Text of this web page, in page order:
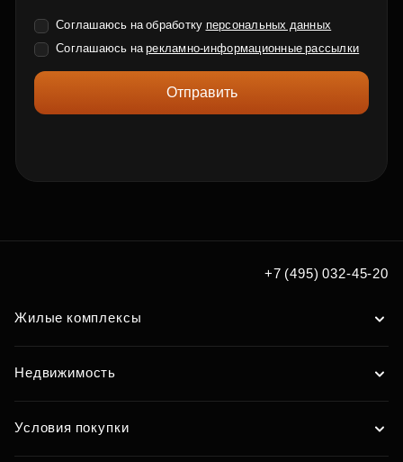
Соглашаюсь на обработку персональных данных
Соглашаюсь нарекламно-информационные рассылки
Отправить
+7 (495) 032-45-20
Жилые комплексы
Недвижимость
Условия покупки